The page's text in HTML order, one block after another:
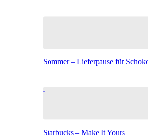
Sommer – Lieferpause für
Starbucks – Make It Yours